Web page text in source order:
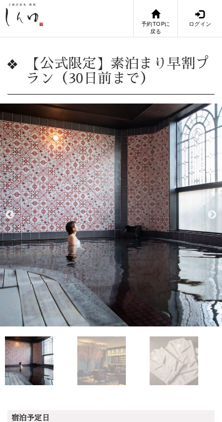
予約TOPに
戻る
ログイン
【公式限定】素泊まり早割プ
ラン（30日前まで）
宿泊予定日